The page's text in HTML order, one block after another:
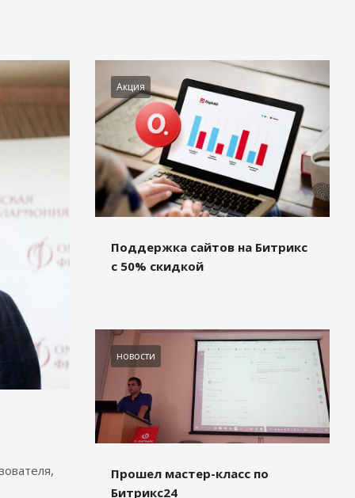
Акция
Поддержка сайтов на Битрикс
с 50% скидкой
новости
Прошел мастер-класс по
Битрикс24